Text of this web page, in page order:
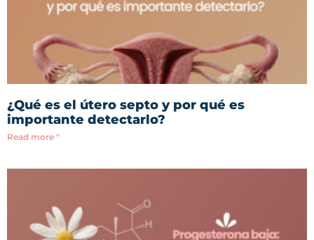
¿Qué es el útero septo y por qué es
importante detectarlo?
Read more "